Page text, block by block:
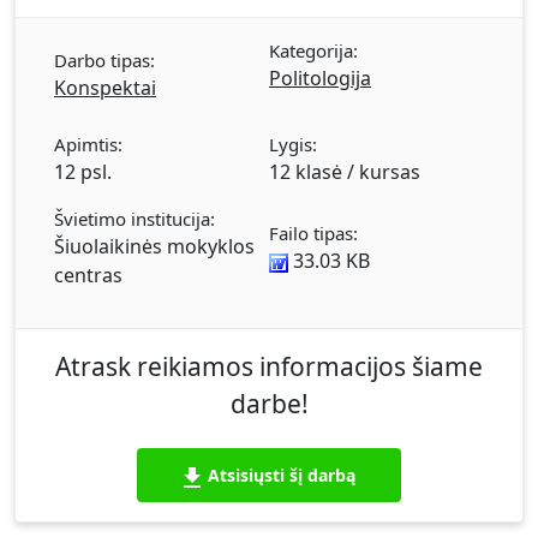
Almondas (Gabriel Almond). Lyginamieji
politikos tyrimai. Kultūros koncepcija.
Darbo tipas:
Konspektai
Kategorija:
Politologija
Apimtis:
12 psl.
Lygis:
12 klasė / kursas
Švietimo institucija:
Šiuolaikinės mokyklos
centras
Failo tipas:
33.03 KB
Atrask reikiamos informacijos šiame
darbe!
Atsisiųsti šį darbą